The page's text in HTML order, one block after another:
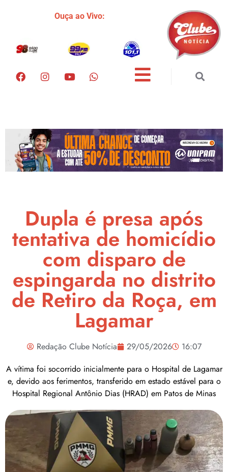
Ouça ao Vivo:
Dupla é presa após
tentativa de homicídio
com disparo de
espingarda no distrito
de Retiro da Roça, em
Lagamar
Redação Clube Notícia 29/05/2026
16:07
A vítima foi socorrido inicialmente para o Hospital de Lagamar
e, devido aos ferimentos, transferido em estado estável para o
Hospital Regional Antônio Dias (HRAD) em Patos de Minas